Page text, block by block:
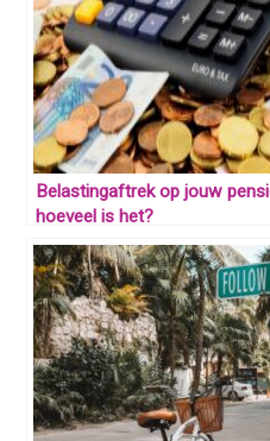
Belastingaftrek op jouw
hoeveel is het?